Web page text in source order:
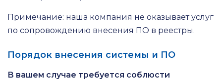
Примечание: наша компания не оказывает услуг
по сопровождению внесения ПО в реестры.
Порядок внесения системы и ПО
В вашем случае требуется соблюсти